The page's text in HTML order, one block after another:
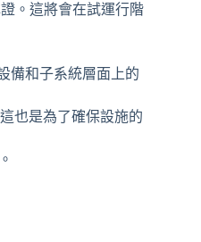
。這將會在試運行階
備和子系統層面上的
也是為了確保設施的